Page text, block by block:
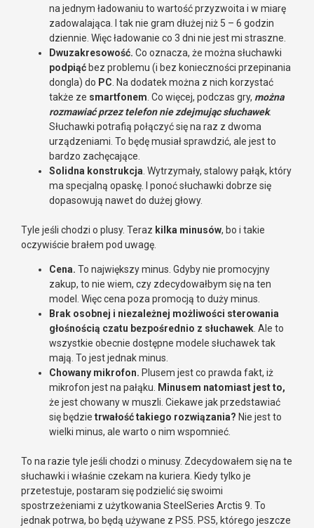
na jednym ładowaniu to wartość przyzwoita i w miarę
zadowalająca. I tak nie gram dłużej niż 5 – 6 godzin
dziennie. Więc ładowanie co 3 dni nie jest mi straszne.
Dwuzakresowość. Co oznacza, że można słuchawki
podpiąć bez problemu (i bez konieczności przepinania
dongla) do PC . Na dodatek można z nich korzystać
także ze smartfonem . Co więcej, podczas gry, można
rozmawiać przez telefon nie zdejmując słuchawek.
Słuchawki potrafią połączyć się na raz z dwoma
urządzeniami. To będę musiał sprawdzić, ale jest to
bardzo zachęcające.
Solidna konstrukcja . Wytrzymały, stalowy pałąk, który
ma specjalną opaskę. I ponoć słuchawki dobrze się
dopasowują nawet do dużej głowy.
Tyle jeśli chodzi o plusy. Teraz kilka minusów, bo i takie
oczywiście brałem pod uwagę.
Cena. To największy minus. Gdyby nie promocyjny
zakup, to nie wiem, czy zdecydowałbym się na ten
model. Więc cena poza promocją to duży minus.
Brak osobnej i niezależnej możliwości sterowania
głośnością czatu bezpośrednio z słuchawek . Ale to
wszystkie obecnie dostępne modele słuchawek tak
mają. To jest jednak minus.
Chowany mikrofon. Plusem jest co prawda fakt, iż
mikrofon jest na pałąku.
Minusem natomiast jest to,
że jest chowany w muszli. Ciekawe jak przedstawiać
się będzie trwałość takiego rozwiązania? Nie jest to
wielki minus, ale warto o nim wspomnieć.
To na razie tyle jeśli chodzi o minusy. Zdecydowałem się na te
słuchawki i właśnie czekam na kuriera. Kiedy tylko je
przetestuje, postaram się podzielić się swoimi
spostrzeżeniami z użytkowania SteelSeries Arctis 9. To
jednak potrwa, bo będą używane z PS5. PS5, którego jeszcze